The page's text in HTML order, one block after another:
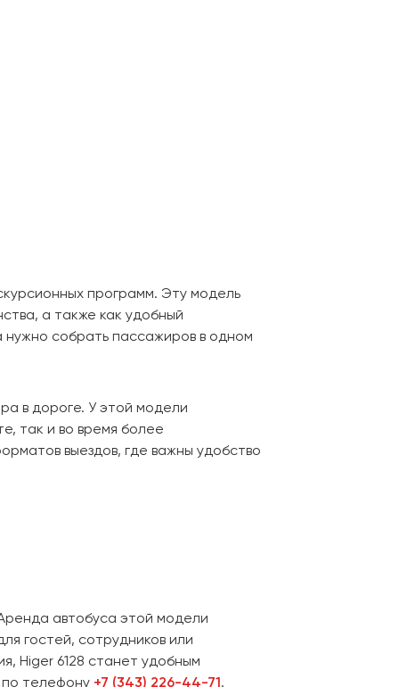
программ. Эту модель
а также как удобный
нужно собрать пассажиров в одном
в дороге. У этой модели
так и во время более
выездов, где важны удобство
автобуса этой модели
гостей, сотрудников или
Higer 6128 станет удобным
телефону +7 (343) 226-44-71.